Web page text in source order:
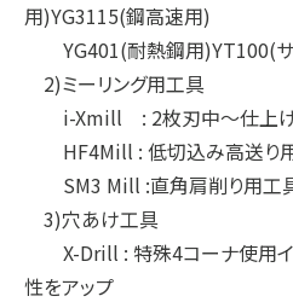
用)YG3115(鋼高速用)
YG401(耐熱鋼用)YT100(サ
2)ミーリング用工具
i-Xmill : 2枚刃中～仕上
HF4Mill : 低切込み高送り
SM3 Mill :直角肩削り用工
3)穴あけ工具
X-Drill : 特殊4コーナ使用イ
性をアップ